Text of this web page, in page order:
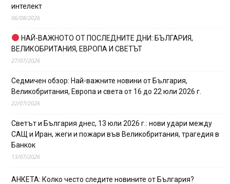
интелект
06/08/2026
НАЙ-ВАЖНОТО ОТ ПОСЛЕДНИТЕ ДНИ: БЪЛГАРИЯ,
ВЕЛИКОБРИТАНИЯ, ЕВРОПА И СВЕТЪТ
27/07/2026
Седмичен обзор: Най-важните новини от България,
Великобритания, Европа и света от 16 до 22 юли 2026 г.
22/07/2026
Светът и България днес, 13 юли 2026 г.: нови удари между
САЩ и Иран, жеги и пожари във Великобритания, трагедия в
Банкок
13/07/2026
АНКЕТА: Колко често следите новините от България?